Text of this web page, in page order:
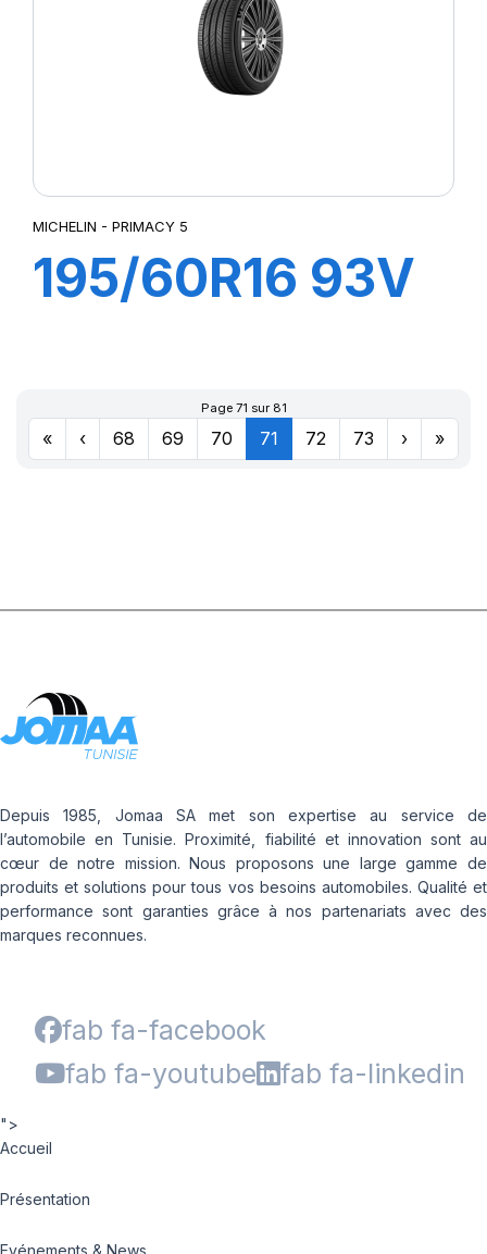
MICHELIN - PRIMACY 5
195/60R16 93V
Page 71 sur 81
« ‹ 68 69 70 71 72 73 › »
Depuis 1985, Jomaa SA met son expertise au service de
l’automobile en Tunisie. Proximité, fiabilité et innovation sont au
cœur de notre mission. Nous proposons une large gamme de
produits et solutions pour tous vos besoins automobiles. Qualité et
performance sont garanties grâce à nos partenariats avec des
marques reconnues.
fab fa-facebook
fab fa-youtube
fab fa-linkedin
">
Accueil
Présentation
Evénements & News